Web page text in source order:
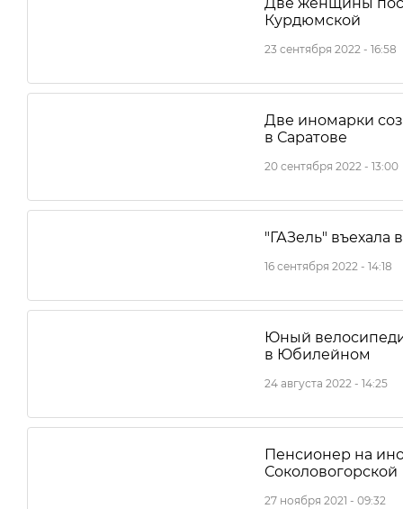
Курдюмской
23 сентября 2022 - 16:58
Две иномарки
в Саратове
20 сентября 2022 - 13:00
"ГАЗель" въехала
16 сентября 2022 - 14:18
Юный
в Юбилейном
24 августа 2022 - 14:25
Пенсионер на
Соколовогорской
27 ноября 2021 - 09:32